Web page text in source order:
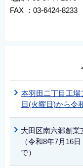
FAX ：03-6424-8233
本羽田二丁目工場
日(火曜日)から令
大田区南六郷創
（令和8年7月16
で）